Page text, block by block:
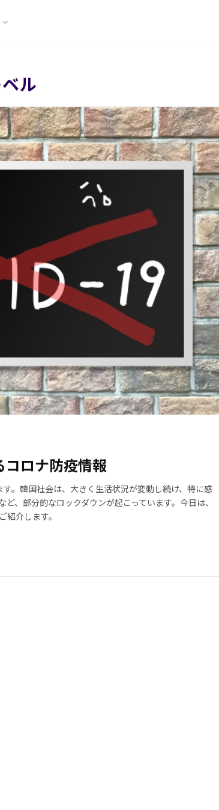
ル
ロナ防疫情報
。韓国社会は、大きく生活状況が変動し続け、特に感
、部分的なロックダウンが起こっています。今日は、
介します。